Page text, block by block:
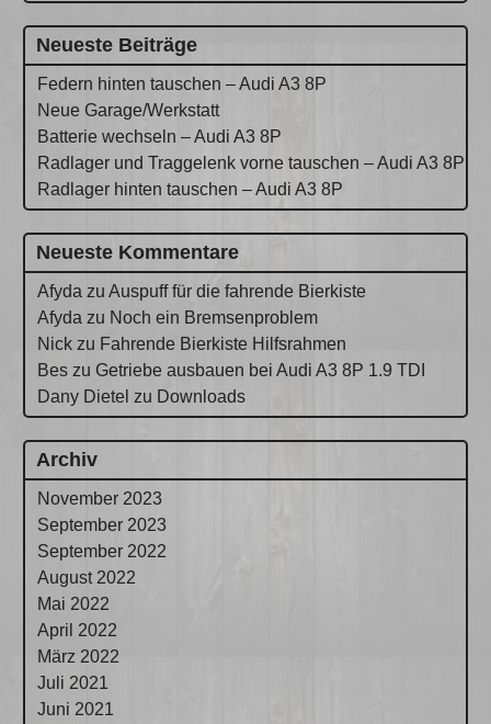
Neueste Beiträge
Federn hinten tauschen – Audi A3 8P
Neue Garage/Werkstatt
Batterie wechseln – Audi A3 8P
Radlager und Traggelenk vorne tauschen – Audi A3 8P
Radlager hinten tauschen – Audi A3 8P
Neueste Kommentare
Afyda zuAuspuff für die fahrende Bierkiste
Afyda zu Noch ein Bremsenproblem
Nick zu Fahrende Bierkiste Hilfsrahmen
Bes zuGetriebe ausbauen bei Audi A3 8P 1.9 TDI
Dany Dietel zu Downloads
Archiv
November 2023
September 2023
September 2022
August 2022
Mai 2022
April 2022
März 2022
Juli 2021
Juni 2021